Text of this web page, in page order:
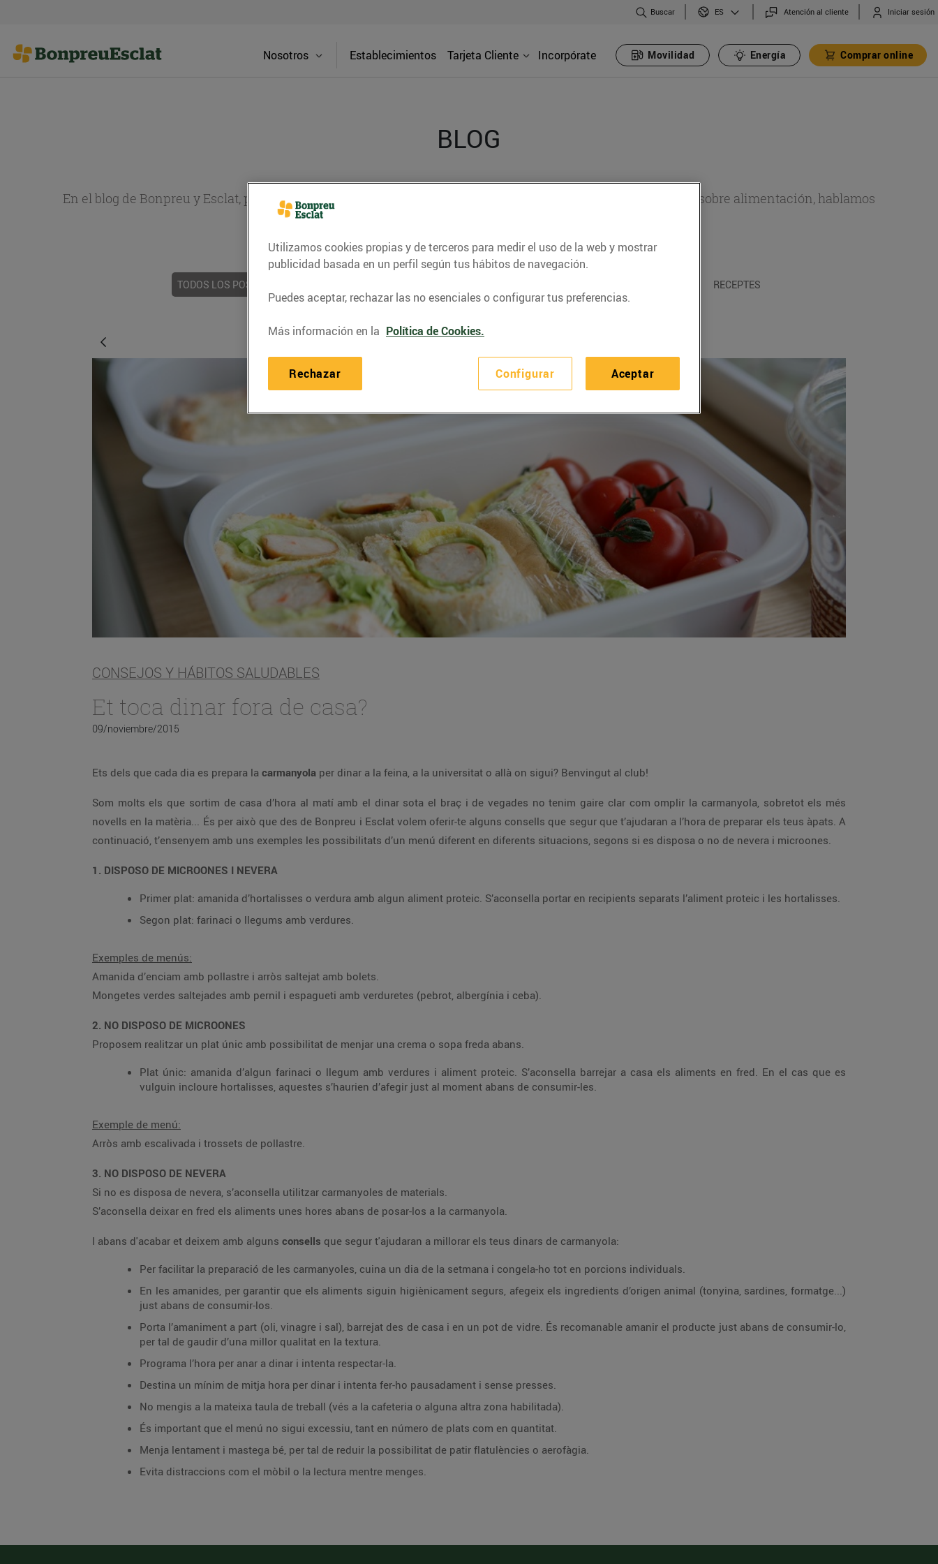
Buscar ES Atención al cliente Iniciar sesión
Nosotros Establecimientos Tarjeta Cliente Incorpórate Movilidad Energía Comprar online
BLOG
En el blog de Bonpreu y Esclat, puedes encontrar recetas, consejos nutricionales, información de actualidad sobre alimentación, hablamos
TODOS LOS POSTS RECEPTES
CONSEJOS Y HÁBITOS SALUDABLES
Et toca dinar fora de casa?
09/noviembre/2015
Ets dels que cada dia es prepara la carmanyola per dinar a la feina, a la universitat o allà on sigui? Benvingut al club!
Som molts els que sortim de casa d’hora al matí amb el dinar sota el braç i de vegades no tenim gaire clar com omplir la carmanyola, sobretot els més
novells en la matèria... És per això que des de Bonpreu i Esclat volem oferir-te alguns consells que segur que t’ajudaran a l’hora de preparar els teus àpats. A
continuació, t’ensenyem amb uns exemples les possibilitats d’un menú diferent en diferents situacions, segons si es disposa o no de nevera i microones.
1. DISPOSO DE MICROONES I NEVERA
Primer plat: amanida d’hortalisses o verdura amb algun aliment proteic. S’aconsella portar en recipients separats l’aliment proteic i les hortalisses.
Segon plat: farinaci o llegums amb verdures.
Exemples de menús:
Amanida d’enciam amb pollastre i arròs saltejat amb bolets.
Mongetes verdes saltejades amb pernil i espagueti amb verduretes (pebrot, albergínia i ceba).
2. NO DISPOSO DE MICROONES
Proposem realitzar un plat únic amb possibilitat de menjar una crema o sopa freda abans.
Plat únic: amanida d’algun farinaci o llegum amb verdures i aliment proteic. S’aconsella barrejar a casa els aliments en fred. En el cas que es
vulguin incloure hortalisses, aquestes s’haurien d’afegir just al moment abans de consumir-les.
Exemple de menú:
Arròs amb escalivada i trossets de pollastre.
3. NO DISPOSO DE NEVERA
Si no es disposa de nevera, s’aconsella utilitzar carmanyoles de materials.
S’aconsella deixar en fred els aliments unes hores abans de posar-los a la carmanyola.
I abans d'acabar et deixem amb alguns consells que segur t'ajudaran a millorar els teus dinars de carmanyola:
Per facilitar la preparació de les carmanyoles, cuina un dia de la setmana i congela-ho tot en porcions individuals.
En les amanides, per garantir que els aliments siguin higiènicament segurs, afegeix els ingredients d’origen animal (tonyina, sardines, formatge...)
just abans de consumir-los.
Porta l’amaniment a part (oli, vinagre i sal), barrejat des de casa i en un pot de vidre. És recomanable amanir el producte just abans de consumir-lo,
per tal de gaudir d’una millor qualitat en la textura.
Programa l’hora per anar a dinar i intenta respectar-la.
Destina un mínim de mitja hora per dinar i intenta fer-ho pausadament i sense presses.
No mengis a la mateixa taula de treball (vés a la cafeteria o alguna altra zona habilitada).
És important que el menú no sigui excessiu, tant en número de plats com en quantitat.
Menja lentament i mastega bé, per tal de reduir la possibilitat de patir flatulències o aerofàgia.
Evita distraccions com el mòbil o la lectura mentre menges.
Utilizamos cookies propias y de terceros para medir el uso de la web y mostrar
publicidad basada en un perfil según tus hábitos de navegación.
Puedes aceptar, rechazar las no esenciales o configurar tus preferencias.
Más información en la Política de Cookies.
Configurar
Rechazar Aceptar